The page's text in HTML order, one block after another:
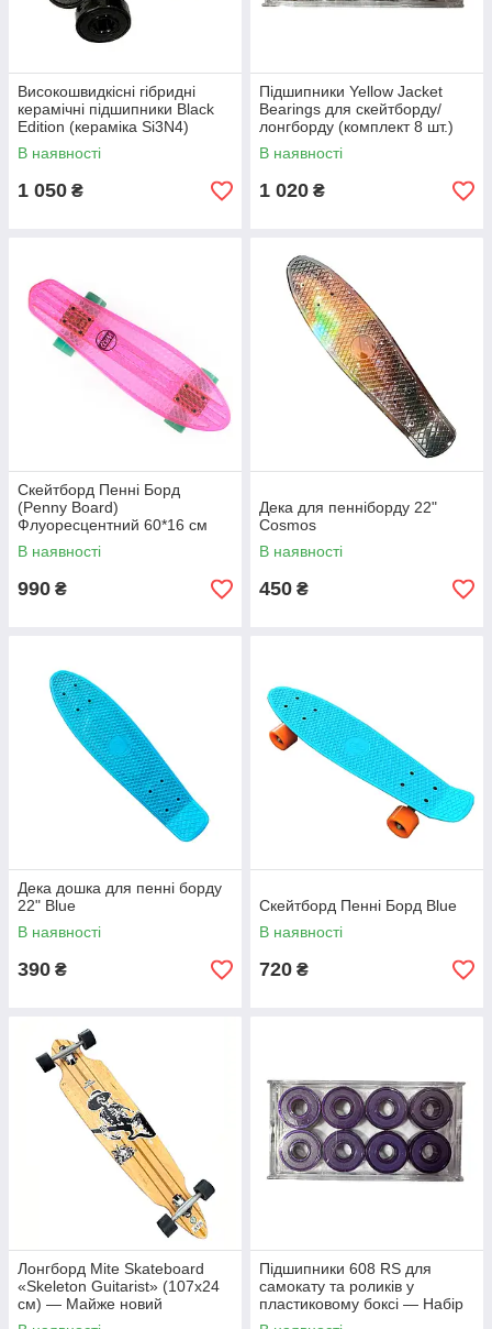
Високошвидкісні гібридні
керамічні підшипники Black
Edition (кераміка Si3N4)
В наявності
1 050 ₴
Підшипники Yellow Jacket
Bearings для скейтборду/
лонгборду (комплект 8 шт.)
В наявності
1 020 ₴
Скейтборд Пенні Борд
(Penny Board)
Флуоресцентний 60*16 см
В наявності
990 ₴
Дека для пенніборду 22"
Cosmos
В наявності
450 ₴
Дека дошка для пенні борду
22" Blue
В наявності
390 ₴
Скейтборд Пенні Борд Blue
В наявності
720 ₴
Лонгборд Mite Skateboard
«Skeleton Guitarist» (107х24
см) — Майже новий
Підшипники 608 RS для
самокату та роликів у
пластиковому боксі — Набір
8 шт.